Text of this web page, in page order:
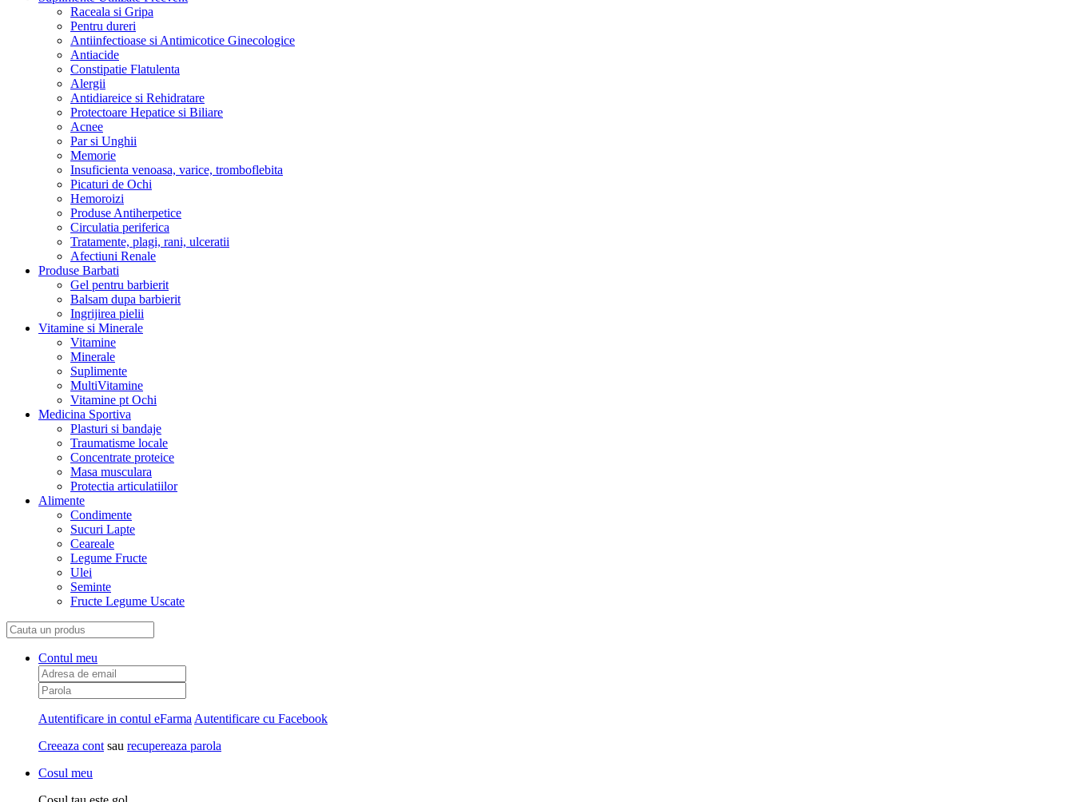
Raceala si Gripa
Pentru dureri
Antiinfectioase si Antimicotice Ginecologice
Antiacide
Constipatie Flatulenta
Alergii
Antidiareice si Rehidratare
Protectoare Hepatice si Biliare
Acnee
Par si Unghii
Memorie
Insuficienta venoasa, varice, tromboflebita
Picaturi de Ochi
Hemoroizi
Produse Antiherpetice
Circulatia periferica
Tratamente, plagi, rani, ulceratii
Afectiuni Renale
Produse Barbati
Gel pentru barbierit
Balsam dupa barbierit
Ingrijirea pielii
Vitamine si Minerale
Vitamine
Minerale
Suplimente
MultiVitamine
Vitamine pt Ochi
Medicina Sportiva
Plasturi si bandaje
Traumatisme locale
Concentrate proteice
Masa musculara
Protectia articulatiilor
Alimente
Condimente
Sucuri Lapte
Ceareale
Legume Fructe
Ulei
Seminte
Fructe Legume Uscate
Contul meu
Autentificare in contul eFarma Autentificare cu Facebook
Creeaza cont sau recupereaza parola
Cosul meu